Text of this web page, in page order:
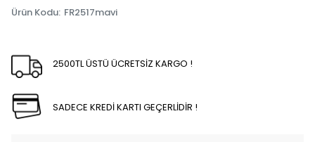
Ürün Kodu: FR2517mavi
2500TL ÜSTÜ ÜCRETSİZ KARGO !
SADECE KREDİ KARTI GEÇERLİDİR !